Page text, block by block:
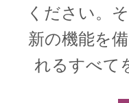
ください。
新の機能を
れるすべて